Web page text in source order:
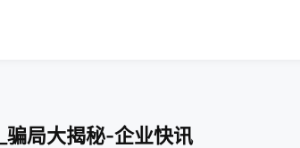
骗局大揭秘-企业快讯